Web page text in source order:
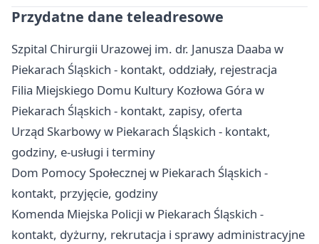
Przydatne dane teleadresowe
Szpital Chirurgii Urazowej im. dr. Janusza Daaba w
Piekarach Śląskich - kontakt, oddziały, rejestracja
Filia Miejskiego Domu Kultury Kozłowa Góra w
Piekarach Śląskich - kontakt, zapisy, oferta
Urząd Skarbowy w Piekarach Śląskich - kontakt,
godziny, e-usługi i terminy
Dom Pomocy Społecznej w Piekarach Śląskich -
kontakt, przyjęcie, godziny
Komenda Miejska Policji w Piekarach Śląskich -
kontakt, dyżurny, rekrutacja i sprawy administracyjne